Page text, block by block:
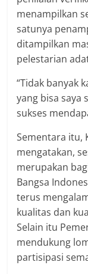
menampilkan
satunya
ditampilkan
pelestarian
“Tidak banyak
yang bisa saya
sukses
Sementara itu,
mengatakan,
merupakan
Bangsa
terus
kualitas dan
Selain itu
mendukung
partisipasi